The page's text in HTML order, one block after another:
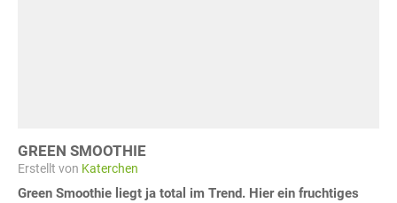
GREEN SMOOTHIE
Erstellt von Katerchen
Green Smoothie liegt ja total im Trend. Hier ein fruchtiges